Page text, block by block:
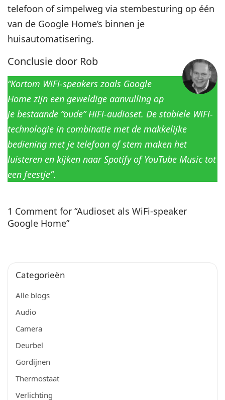
telefoon of simpelweg via stembesturing op één
van de Google Home’s binnen je
huisautomatisering.
Conclusie door Rob
“Kortom WiFi-speakers zoals Google
Home zijn een geweldige aanvulling op
je bestaande “oude” HiFi-audioset. De stabiele WiFi-
technologie in combinatie met de makkelijke
bediening met je telefoon of stem maken het
luisteren en kijken naar Spotify of YouTube Music tot
een feestje”.
1 Comment for “Audioset als WiFi-speaker
Google Home”
Categorieën
Alle blogs
Audio
Camera
Deurbel
Gordijnen
Thermostaat
Verlichting